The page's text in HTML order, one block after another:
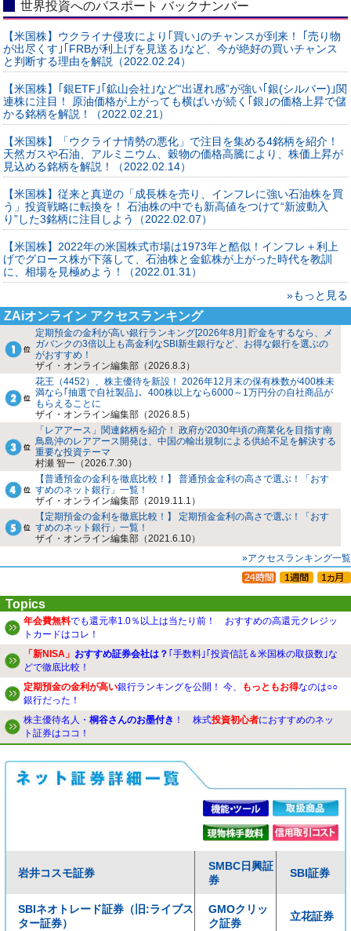
世界投資へのパスポート バックナンバー
【米国株】ウクライナ侵攻により｢買い｣のチャンスが到来！ ｢売り物
が出尽くす｣｢FRBが利上げを見送る｣など、今が絶好の買いチャンス
と判断する理由を解説（2022.02.24）
【米国株】｢銀ETF｣｢鉱山会社｣など“出遅れ感”が強い｢銀(シルバー)｣関
連株に注目！ 原油価格が上がっても横ばいが続く｢銀｣の価格上昇で儲
かる銘柄を解説！（2022.02.21）
【米国株】「ウクライナ情勢の悪化」で注目を集める4銘柄を紹介！
天然ガスや石油、アルミニウム、穀物の価格高騰により、株価上昇が
見込める銘柄を解説！（2022.02.14）
【米国株】従来と真逆の「成長株を売り、インフレに強い石油株を買
う」投資戦略に転換を！ 石油株の中でも新高値をつけて“新波動入
り”した3銘柄に注目しよう（2022.02.07）
【米国株】2022年の米国株式市場は1973年と酷似！インフレ＋利上
げでグロース株が下落して、石油株と金鉱株が上がった時代を教訓
に、相場を見極めよう！（2022.01.31）
»もっと見る
ZAiオンライン アクセスランキング
定期預金の金利が高い銀行ランキング[2026年8月] 貯金をするなら、メ
ガバンクの3倍以上も高金利なSBI新生銀行など、お得な銀行を選ぶの
がおすすめ！
ザイ・オンライン編集部（2026.8.3）
花王（4452）、株主優待を新設！ 2026年12月末の保有株数が400株未
満なら｢抽選で自社製品｣、400株以上なら6000～1万円分の自社商品が
もらえることに
ザイ・オンライン編集部（2026.8.5）
「レアアース」関連銘柄を紹介！ 政府が2030年頃の商業化を目指す南
鳥島沖のレアアース開発は、中国の輸出規制による供給不足を解決する
重要な投資テーマ
村瀬 智一（2026.7.30）
【普通預金の金利を徹底比較！】 普通預金金利の高さで選ぶ！「おす
すめのネット銀行」一覧！
ザイ・オンライン編集部（2019.11.1）
【定期預金の金利を徹底比較！】 定期預金金利の高さで選ぶ！「おす
すめのネット銀行」一覧！
ザイ・オンライン編集部（2021.6.10）
»アクセスランキング一覧
Topics
年会費無料でも還元率1.0％以上は当たり前！ おすすめの高還元クレジッ
トカードはコレ！
「新NISA」 おすすめ証券会社は？ ｢手数料｣｢投資信託＆米国株の取扱数｣な
どで徹底比較！
定期預金の金利が高い銀行ランキングを公開！ 今、 もっともお得なのは○○
銀行だった！
株主優待名人・ 桐谷さんのお墨付き ！ 株式投資初心者におすすめのネッ
ト証券はココ！
岩井コスモ証券
SMBC日興証
券
SBI証券
SBIネオトレード証券（旧:ライブス
ター証券）
GMOクリッ
ク証券
立花証券